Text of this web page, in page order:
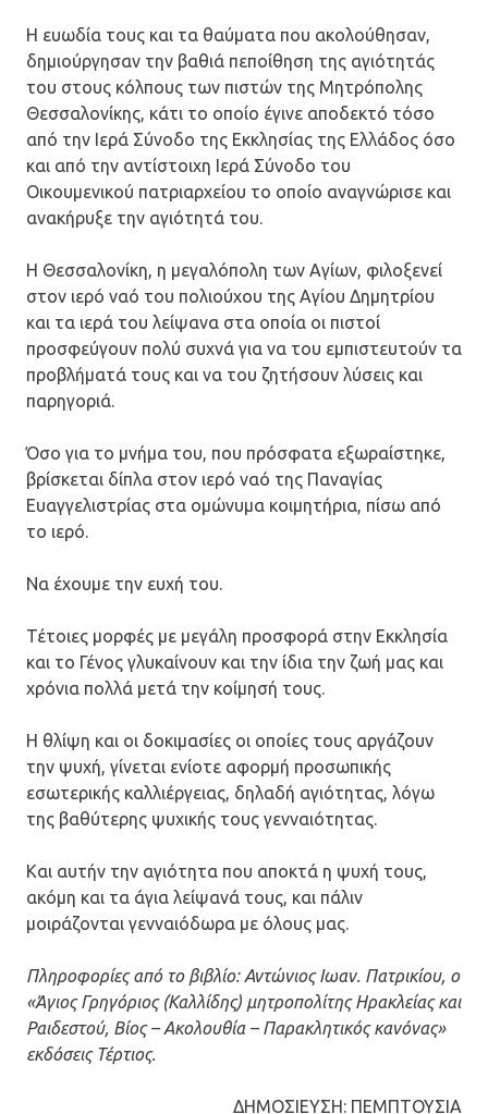
Η ευωδία τους και τα θαύματα που ακολούθησαν,
δημιούργησαν την βαθιά πεποίθηση της αγιότητάς
του στους κόλπους των πιστών της Μητρόπολης
Θεσσαλονίκης, κάτι το οποίο έγινε αποδεκτό τόσο
από την Ιερά Σύνοδο της Εκκλησίας της Ελλάδος όσο
και από την αντίστοιχη Ιερά Σύνοδο του
Οικουμενικού πατριαρχείου το οποίο αναγνώρισε και
ανακήρυξε την αγιότητά του.
Η Θεσσαλονίκη, η μεγαλόπολη των Αγίων, φιλοξενεί
στον ιερό ναό του πολιούχου της Αγίου Δημητρίου
και τα ιερά του λείψανα στα οποία οι πιστοί
προσφεύγουν πολύ συχνά για να του εμπιστευτούν τα
προβλήματά τους και να του ζητήσουν λύσεις και
παρηγοριά.
Όσο για το μνήμα του, που πρόσφατα εξωραίστηκε,
βρίσκεται δίπλα στον ιερό ναό της Παναγίας
Ευαγγελιστρίας στα ομώνυμα κοιμητήρια, πίσω από
το ιερό.
Να έχουμε την ευχή του.
Τέτοιες μορφές με μεγάλη προσφορά στην Εκκλησία
και το Γένος γλυκαίνουν και την ίδια την ζωή μας και
χρόνια πολλά μετά την κοίμησή τους.
Η θλίψη και οι δοκιμασίες οι οποίες τους αργάζουν
την ψυχή, γίνεται ενίοτε αφορμή προσωπικής
εσωτερικής καλλιέργειας, δηλαδή αγιότητας, λόγω
της βαθύτερης ψυχικής τους γενναιότητας.
Και αυτήν την αγιότητα που αποκτά η ψυχή τους,
ακόμη και τα άγια λείψανά τους, και πάλιν
μοιράζονται γενναιόδωρα με όλους μας.
Πληροφορίες από το βιβλίο: Αντώνιος Ιωαν. Πατρικίου, ο
«Άγιος Γρηγόριος (Καλλίδης) μητροπολίτης Ηρακλείας και
Ραιδεστού, Βίος – Ακολουθία – Παρακλητικός κανόνας»
εκδόσεις Τέρτιος.
ΔΗΜΟΣΙΕΥΣΗ: ΠΕΜΠΤΟΥΣΙΑ